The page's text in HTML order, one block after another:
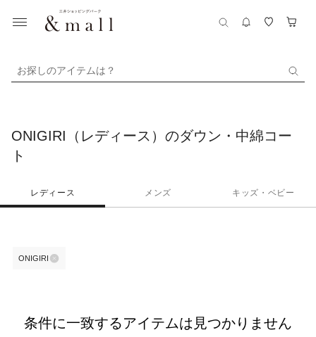
お探しのアイテムは？
ONIGIRI（レディース）のダウン・中綿コー
ト
レディース メンズ キッズ・ベビー
ONIGIRI
条件に一致するアイテムは見つかりません